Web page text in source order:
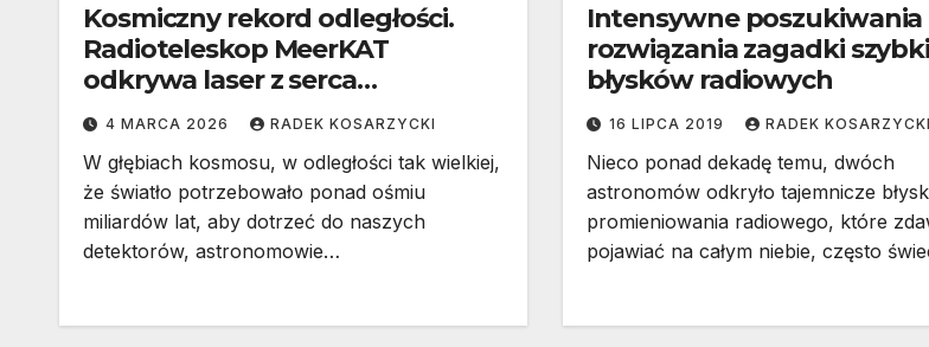
Kosmiczny rekord odległości.
Radioteleskop MeerKAT
odkrywa laser z serca
zderzających się galaktyk
4 MARCA 2026 RADEK KOSARZYCKI
W głębiach kosmosu, w odległości tak wielkiej,
że światło potrzebowało ponad ośmiu
miliardów lat, aby dotrzeć do naszych
detektorów, astronomowie…
Intensywne poszukiwania
rozwiązania zagadki
błysków radiowych
16 LIPCA 2019 RADEK KOSARZYCKI
Nieco ponad dekadę temu, dwóch
astronomów odkryło tajemnicze
promieniowania radiowego, które
pojawiać na całym niebie, często